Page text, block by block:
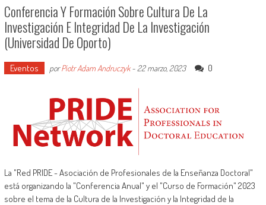
Conferencia Y Formación Sobre Cultura De La
Investigación E Integridad De La Investigación
(Universidad De Oporto)
Eventos porPiotr Adam Andruczyk- 22 marzo, 2023 0
La "Red PRIDE - Asociación de Profesionales de la Enseñanza Doctoral"
está organizando la "Conferencia Anual" y el "Curso de Formación" 2023
sobre el tema de la Cultura de la Investigación y la Integridad de la